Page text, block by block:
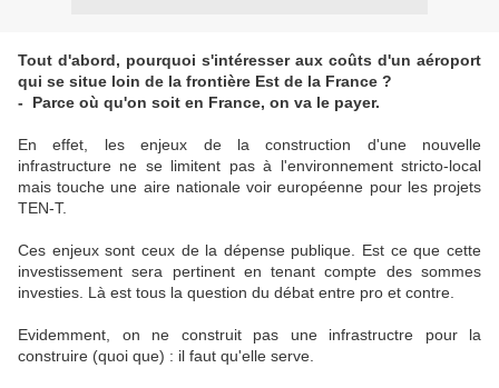
Tout d'abord, pourquoi s'intéresser aux coûts d'un aéroport
qui se situe loin de la frontière Est de la France ?
- Parce où qu'on soit en France, on va le payer.
En effet, les enjeux de la construction d'une nouvelle
infrastructure ne se limitent pas à l'environnement stricto-local
mais touche une aire nationale voir européenne pour les projets
TEN-T.
Ces enjeux sont ceux de la dépense publique. Est ce que cette
investissement sera pertinent en tenant compte des sommes
investies. Là est tous la question du débat entre pro et contre.
Evidemment, on ne construit pas une infrastructre pour la
construire (quoi que) : il faut qu'elle serve.